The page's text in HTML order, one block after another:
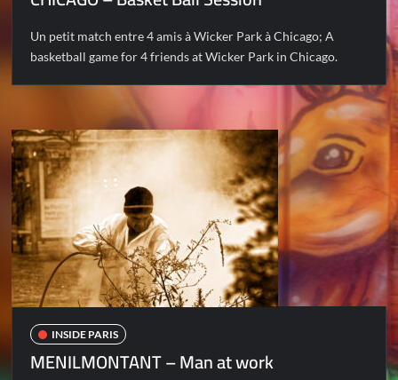
Un petit match entre 4 amis à Wicker Park à Chicago; A
basketball game for 4 friends at Wicker Park in Chicago.
INSIDE PARIS
MENILMONTANT – Man at work